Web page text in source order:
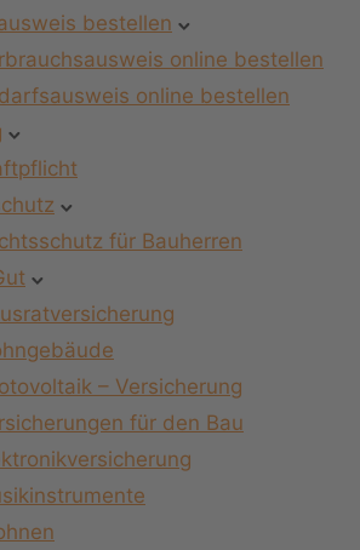
bestellen
online bestellen
online bestellen
für Bauherren
– Versicherung
für den Bau